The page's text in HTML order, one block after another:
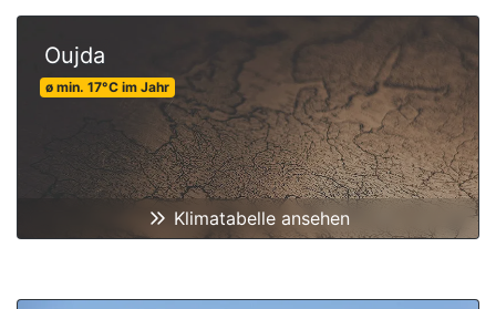
Oujda
ø min. 17°C im Jahr
Klimatabelle ansehen